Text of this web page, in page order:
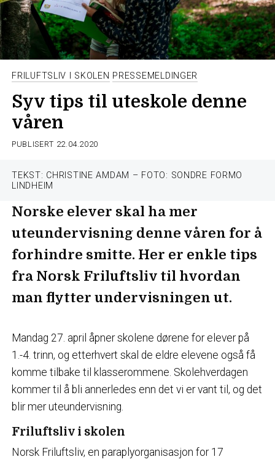
FRILUFTSLIV I SKOLEN PRESSEMELDINGER
Syv tips til uteskole denne
våren
PUBLISERT 22.04.2020
TEKST: CHRISTINE AMDAM – FOTO: SONDRE FORMO
LINDHEIM
Norske elever skal ha mer
uteundervisning denne våren for å
forhindre smitte. Her er enkle tips
fra Norsk Friluftsliv til hvordan
man flytter undervisningen ut.
Mandag 27. april åpner skolene dørene for elever på
1.-4. trinn, og etterhvert skal de eldre elevene også få
komme tilbake til klasserommene. Skolehverdagen
kommer til å bli annerledes enn det vi er vant til, og det
blir mer uteundervisning.
Friluftsliv i skolen
Norsk Friluftsliv, en paraplyorganisasjon for 17